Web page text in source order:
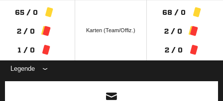
65 / 0
2 / 0
1 / 0
Karten (Team/Offiz.)
68 / 0
2 / 0
2 / 0
Legende
ANZEIGE